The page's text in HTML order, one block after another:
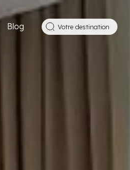
Blog Votre destination